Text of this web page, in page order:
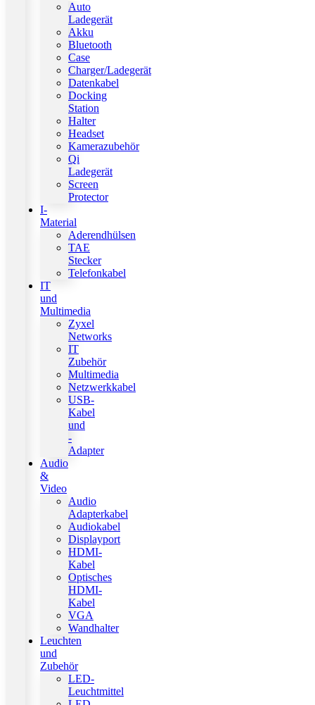
Auto
Ladegerät
Akku
Bluetooth
Case
Charger/Ladegerät
Datenkabel
Docking
Station
Halter
Headset
Kamerazubehör
Qi
Ladegerät
Screen
Protector
I-
Material
Aderendhülsen
TAE
Stecker
Telefonkabel
IT
und
Multimedia
Zyxel
Networks
IT
Zubehör
Multimedia
Netzwerkkabel
USB-
Kabel
und
-
Adapter
Audio
&
Video
Audio
Adapterkabel
Audiokabel
Displayport
HDMI-
Kabel
Optisches
HDMI-
Kabel
VGA
Wandhalter
Leuchten
und
Zubehör
LED-
Leuchtmittel